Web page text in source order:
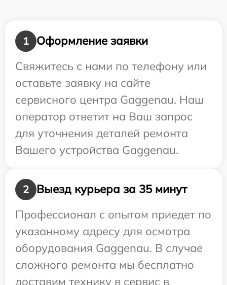
1
Оформление заявки
Свяжитесь с нами по телефону или
оставьте заявку на сайте
сервисного центра Gaggenau. Наш
оператор ответит на Ваш запрос
для уточнения деталей ремонта
Вашего устройства Gaggenau.
2
Выезд курьера за 35 минут
Профессионал с опытом приедет по
указанному адресу для осмотра
оборудования Gaggenau. В случае
сложного ремонта мы бесплатно
доставим технику в сервис в